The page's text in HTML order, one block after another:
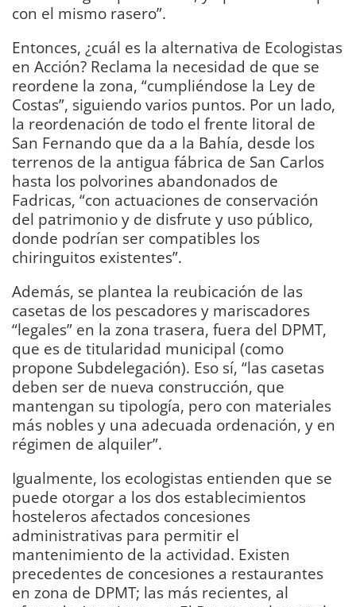
con el mismo rasero”.
Entonces, ¿cuál es la alternativa de Ecologistas
en Acción? Reclama la necesidad de que se
reordene la zona, “cumpliéndose la Ley de
Costas”, siguiendo varios puntos. Por un lado,
la reordenación de todo el frente litoral de
San Fernando que da a la Bahía, desde los
terrenos de la antigua fábrica de San Carlos
hasta los polvorines abandonados de
Fadricas, “con actuaciones de conservación
del patrimonio y de disfrute y uso público,
donde podrían ser compatibles los
chiringuitos existentes”.
Además, se plantea la reubicación de las
casetas de los pescadores y mariscadores
“legales” en la zona trasera, fuera del DPMT,
que es de titularidad municipal (como
propone Subdelegación). Eso sí, “las casetas
deben ser de nueva construcción, que
mantengan su tipología, pero con materiales
más nobles y una adecuada ordenación, y en
régimen de alquiler”.
Igualmente, los ecologistas entienden que se
puede otorgar a los dos establecimientos
hosteleros afectados concesiones
administrativas para permitir el
mantenimiento de la actividad. Existen
precedentes de concesiones a restaurantes
en zona de DPMT; las más recientes, al